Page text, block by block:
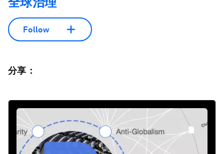
Follow
分享：